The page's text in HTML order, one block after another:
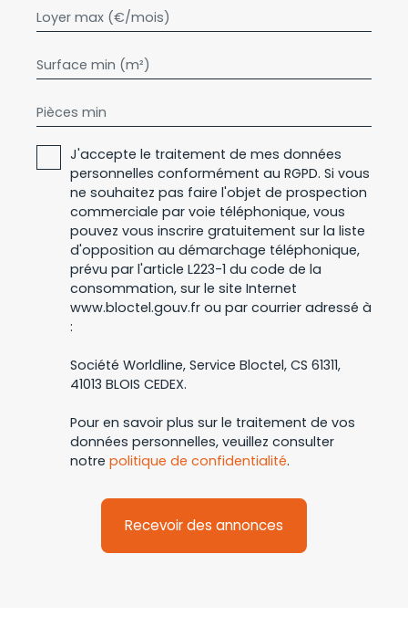
Loyer max (€/mois)
Surface min (m²)
Pièces min
J'accepte le traitement de mes données
personnelles conformément au RGPD. Si vous
ne souhaitez pas faire l'objet de prospection
commerciale par voie téléphonique, vous
pouvez vous inscrire gratuitement sur la liste
d'opposition au démarchage téléphonique,
prévu par l'article L223-1 du code de la
consommation, sur le site Internet
www.bloctel.gouv.fr ou par courrier adressé à
:
Société Worldline, Service Bloctel, CS 61311,
41013 BLOIS CEDEX.
Pour en savoir plus sur le traitement de vos
données personnelles, veuillez consulter
notre politique de confidentialité.
Recevoir des annonces